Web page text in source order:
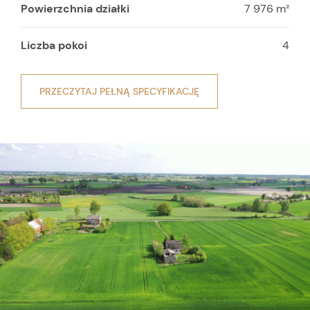
Powierzchnia działki 7 976 m²
Liczba pokoi 4
PRZECZYTAJ PEŁNĄ SPECYFIKACJĘ